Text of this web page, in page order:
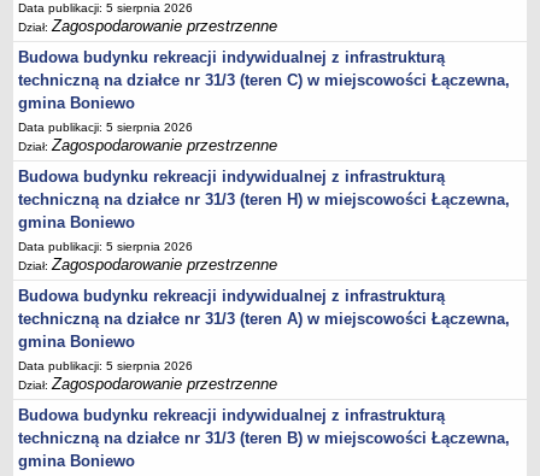
elektronizacja zamówień publicznych
zamówienia do 170 000 PLN
PRAWO LOKALNE
Statut
Uchwały
Projekty uchwał
Zarządzenia
Protokoły
Opłaty i podatki
Zagospodarowanie przestrzenne
Obwieszczenia,Zawiadomienia, sprawozdania ochrony środowiska
Decyzje o środowiskowych uwarunkowaniach
REWITALIZACJA GMINY BONIEWO
PPWOW
Aktualności
Data publikacji: 5 sierpnia 2026
Dział:Zagospodarowanie przestrzenne
Budowa budynku rekreacji indywidualnej z infrastrukturą
techniczną na działce nr 31/3 (teren C) w miejscowości Łączewna,
gmina Boniewo
Data publikacji: 5 sierpnia 2026
Dział:Zagospodarowanie przestrzenne
Budowa budynku rekreacji indywidualnej z infrastrukturą
techniczną na działce nr 31/3 (teren H) w miejscowości Łączewna,
gmina Boniewo
Data publikacji: 5 sierpnia 2026
Dział:Zagospodarowanie przestrzenne
Budowa budynku rekreacji indywidualnej z infrastrukturą
techniczną na działce nr 31/3 (teren A) w miejscowości Łączewna,
gmina Boniewo
Data publikacji: 5 sierpnia 2026
Dział:Zagospodarowanie przestrzenne
Budowa budynku rekreacji indywidualnej z infrastrukturą
techniczną na działce nr 31/3 (teren B) w miejscowości Łączewna,
gmina Boniewo